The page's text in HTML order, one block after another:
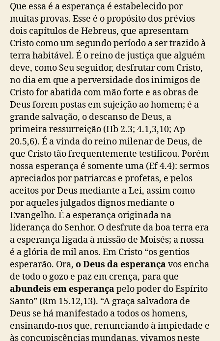
Que essa é a esperança é estabelecido por
muitas provas. Esse é o propósito dos prévios
dois capítulos de Hebreus, que apresentam
Cristo como um segundo período a ser trazido à
terra habitável. É o reino de justiça que alguém
deve, como Seu seguidor, desfrutar com Cristo,
no dia em que a perversidade dos inimigos de
Cristo for abatida com mão forte e as obras de
Deus forem postas em sujeição ao homem; é a
grande salvação, o descanso de Deus, a
primeira ressurreição (Hb 2.3; 4.1,3,10; Ap
20.5,6). É a vinda do reino milenar de Deus, de
que Cristo tão frequentemente testificou. Porém
nossa esperança é somente uma (Ef 4.4): sermos
apreciados por patriarcas e profetas, e pelos
aceitos por Deus mediante a Lei, assim como
por aqueles julgados dignos mediante o
Evangelho. É a esperança originada na
liderança do Senhor. O desfrute da boa terra era
a esperança ligada à missão de Moisés; a nossa
é a glória de mil anos. Em Cristo “os gentios
esperarão. Ora, o Deus da esperançavos encha
de todo o gozo e paz em crença, para que
abundeis em esperançapelo poder do Espírito
Santo” (Rm 15.12,13). “A graça salvadora de
Deus se há manifestado a todos os homens,
ensinando-nos que, renunciando à impiedade e
às concupiscências mundanas, vivamos neste